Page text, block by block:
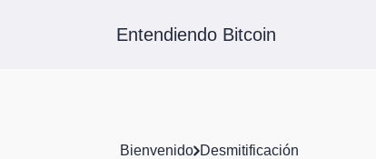
Entendiendo Bitcoin
Bienvenido Desmitificación